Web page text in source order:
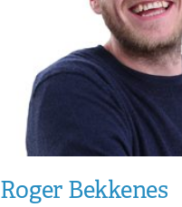
Roger Bekkenes